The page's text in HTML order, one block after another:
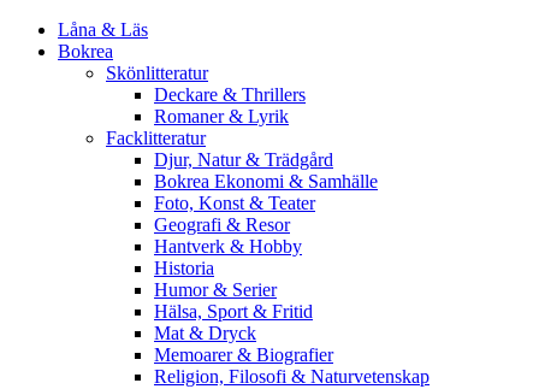
Låna & Läs
Bokrea
Skönlitteratur
Deckare & Thrillers
Romaner & Lyrik
Facklitteratur
Djur, Natur & Trädgård
Bokrea Ekonomi & Samhälle
Foto, Konst & Teater
Geografi & Resor
Hantverk & Hobby
Historia
Humor & Serier
Hälsa, Sport & Fritid
Mat & Dryck
Memoarer & Biografier
Religion, Filosofi & Naturvetenskap